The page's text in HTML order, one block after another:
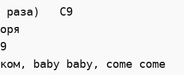
раза)   C9
baby baby, come come